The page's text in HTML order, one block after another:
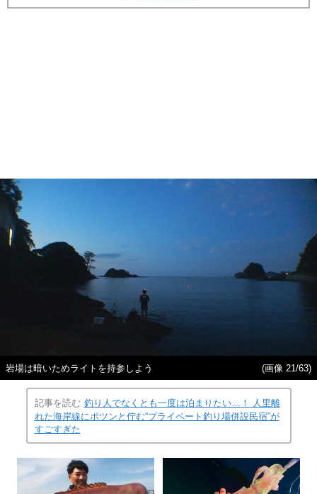
岩場は暗いためライトを持参しよう (画像 21/63)
記事を読む 釣り人でなくとも一度は泊まりたい…！ 人里離
れた海岸線にポツンと佇む“プライベート釣り場併設民宿”が
すごすぎた